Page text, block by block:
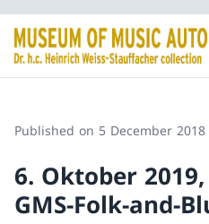
Published on 5 December 2018
6. Oktober
GMS-Folk-and-